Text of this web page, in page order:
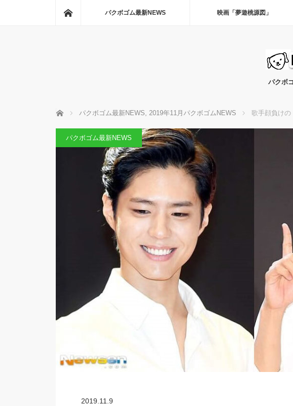
パクボゴム最新NEWS 映画「夢遊桃源図」
パクボ
ホーム パクボゴム最新NEWS, 2019年11月パクボゴムNEWS 歌手顔負けの
パクボゴム最新NEWS
2019.11.9